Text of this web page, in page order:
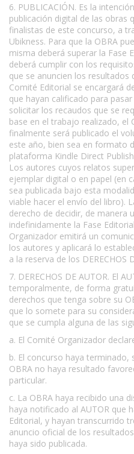
6. PUBLICACIÓN. Es la
publicación digital de las obras
finalistas de este concurso, a
Ubikness. Para que la OBRA
misma deberá superar la Fase
deberá cumplir con los
que se anuncien los resultados
Comité Editorial se encargará
que hayan calificado para
solicitar los recaudos que se
base en el trabajo realizado, el
finalmente será publicado el
este año, bien sea en formato
plataforma Kindle Direct
Los autores cuyos relatos
ejemplar digital o en papel (en
sea publicada bajo esta
viable hacer el envío del libro).
derecho de decidir, de manera
indefinidamente la Fase
Organizador emitirá un
los autores y aplicará lo
a la reserva de los DERECHOS
7. DERECHOS DE AUTOR. El
temporalmente, de forma
derechos que tenga sobre su
que lo somete para su
que se cumpla alguna de las
a. El Comité Organizador
b. El concurso haya terminado,
OBRA no haya resultado
particular.
c. La OBRA haya recibido una
haya notificado al AUTOR que
Editorial, y hayan transcurrido
anuncio oficial de los
haya sido publicada.